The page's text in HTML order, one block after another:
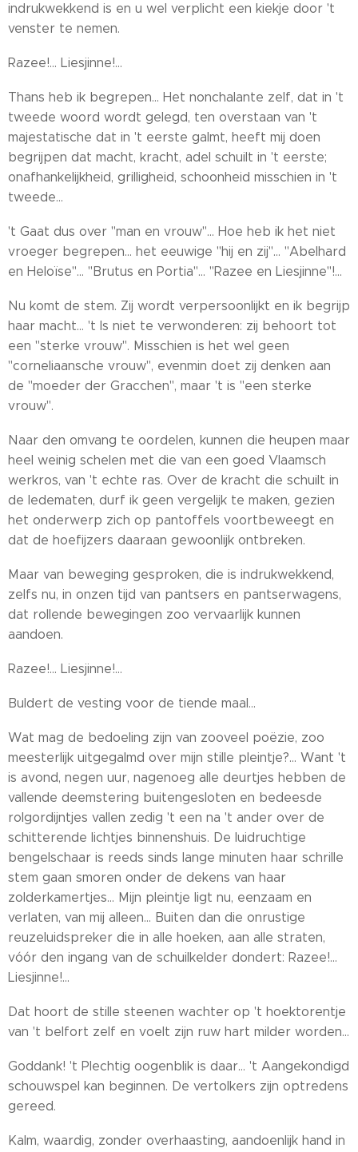
indrukwekkend is en u wel verplicht een kiekje door 't
venster te nemen.
Razee!... Liesjinne!...
Thans heb ik begrepen... Het nonchalante zelf, dat in 't
tweede woord wordt gelegd, ten overstaan van 't
majestatische dat in 't eerste galmt, heeft mij doen
begrijpen dat macht, kracht, adel schuilt in 't eerste;
onafhankelijkheid, grilligheid, schoonheid misschien in 't
tweede...
't Gaat dus over "man en vrouw"... Hoe heb ik het niet
vroeger begrepen... het eeuwige "hij en zij"... "Abelhard
en Heloïse"... "Brutus en Portia"... "Razee en Liesjinne"!...
Nu komt de stem. Zij wordt verpersoonlijkt en ik begrijp
haar macht... 't Is niet te verwonderen: zij behoort tot
een "sterke vrouw". Misschien is het wel geen
"corneliaansche vrouw", evenmin doet zij denken aan
de "moeder der Gracchen", maar 't is "een sterke
vrouw".
Naar den omvang te oordelen, kunnen die heupen maar
heel weinig schelen met die van een goed Vlaamsch
werkros, van 't echte ras. Over de kracht die schuilt in
de ledematen, durf ik geen vergelijk te maken, gezien
het onderwerp zich op pantoffels voortbeweegt en
dat de hoefijzers daaraan gewoonlijk ontbreken.
Maar van beweging gesproken, die is indrukwekkend,
zelfs nu, in onzen tijd van pantsers en pantserwagens,
dat rollende bewegingen zoo vervaarlijk kunnen
aandoen.
Razee!... Liesjinne!...
Buldert de vesting voor de tiende maal...
Wat mag de bedoeling zijn van zooveel poëzie, zoo
meesterlijk uitgegalmd over mijn stille pleintje?... Want 't
is avond, negen uur, nagenoeg alle deurtjes hebben de
vallende deemstering buitengesloten en bedeesde
rolgordijntjes vallen zedig 't een na 't ander over de
schitterende lichtjes binnenshuis. De luidruchtige
bengelschaar is reeds sinds lange minuten haar schrille
stem gaan smoren onder de dekens van haar
zolderkamertjes... Mijn pleintje ligt nu, eenzaam en
verlaten, van mij alleen... Buiten dan die onrustige
reuzeluidspreker die in alle hoeken, aan alle straten,
vóór den ingang van de schuilkelder dondert: Razee!...
Liesjinne!...
Dat hoort de stille steenen wachter op 't hoektorentje
van 't belfort zelf en voelt zijn ruw hart milder worden...
Goddank! 't Plechtig oogenblik is daar... 't Aangekondigd
schouwspel kan beginnen. De vertolkers zijn optredens
gereed.
Kalm, waardig, zonder overhaasting, aandoenlijk hand in